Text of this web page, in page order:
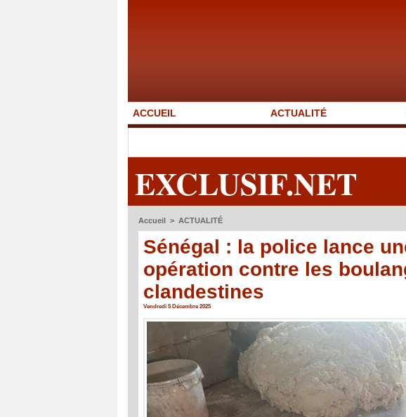
ACCUEIL ACTUALITÉ
EXCLUSIF.NET
Accueil > ACTUALITÉ
Sénégal : la police lance
opération contre les
clandestines
Vendredi 5 Décembre 2025